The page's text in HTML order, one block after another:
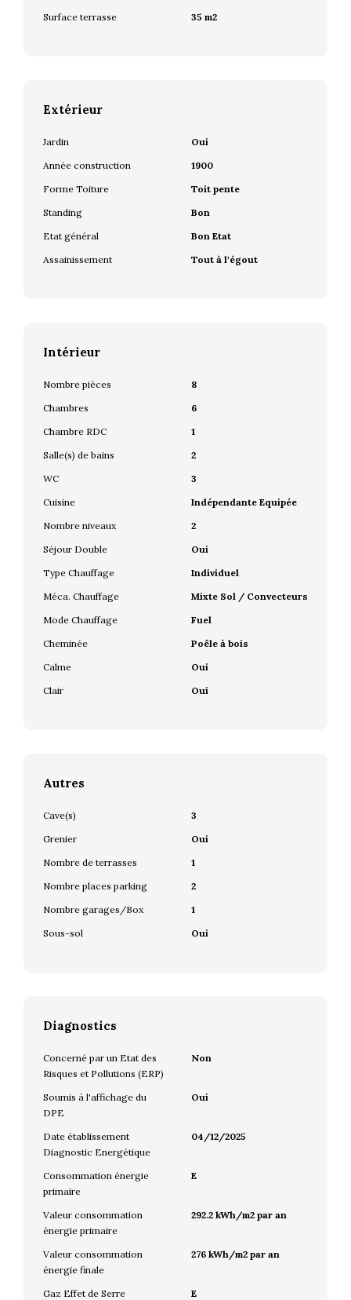
Surface terrasse
35 m2
Extérieur
Jardin
Oui
Année construction
1900
Forme Toiture
Toit pente
Standing
Bon
Etat général
Bon Etat
Assainissement
Tout à l'égout
Intérieur
Nombre pièces
8
Chambres
6
Chambre RDC
1
Salle(s) de bains
2
WC
3
Cuisine
Indépendante Equipée
Nombre niveaux
2
Séjour Double
Oui
Type Chauffage
Individuel
Méca. Chauffage
Mixte Sol / Convecteurs
Mode Chauffage
Fuel
Cheminée
Poêle à bois
Calme
Oui
Clair
Oui
Autres
Cave(s)
3
Grenier
Oui
Nombre de terrasses
1
Nombre places parking
2
Nombre garages/Box
1
Sous-sol
Oui
Diagnostics
Concerné par un Etat des
Risques et Pollutions (ERP)
Non
Soumis à l'affichage du
DPE
Oui
Date établissement
Diagnostic Energétique
04/12/2025
Consommation énergie
primaire
E
Valeur consommation
énergie primaire
292.2 kWh/m2 par an
Valeur consommation
énergie finale
276 kWh/m2 par an
Gaz Effet de Serre E